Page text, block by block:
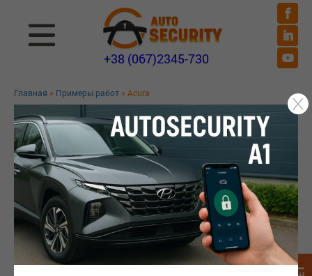
+38 (067)2345-730
Главная » Примеры работ » Acura
ПРИМЕРЫ РАБОТ